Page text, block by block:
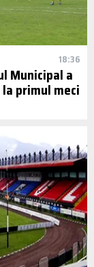
18:36
Municipal a
primul meci